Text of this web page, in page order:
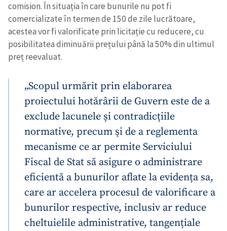
comision. În situația în care bunurile nu pot fi
comercializate în termen de 150 de zile lucrătoare,
acestea vor fi valorificate prin licitație cu reducere, cu
posibilitatea diminuării prețului până la 50% din ultimul
preț reevaluat.
„Scopul urmărit prin elaborarea
proiectului hotărârii de Guvern este de a
exclude lacunele și contradicțiile
normative, precum şi de a reglementa
mecanisme ce ar permite Serviciului
Fiscal de Stat să asigure o administrare
eficientă a bunurilor aflate la evidența sa,
care ar accelera procesul de valorificare a
bunurilor respective, inclusiv ar reduce
cheltuielile administrative, tangențiale